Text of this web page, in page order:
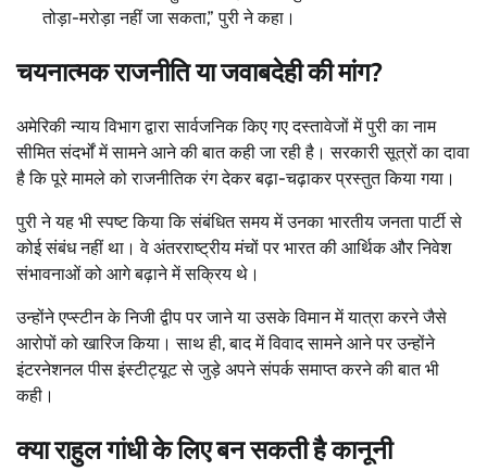
तोड़ा-मरोड़ा नहीं जा सकता,” पुरी ने कहा।
चयनात्मक राजनीति या जवाबदेही की मांग?
अमेरिकी न्याय विभाग द्वारा सार्वजनिक किए गए दस्तावेजों में पुरी का नाम
सीमित संदर्भों में सामने आने की बात कही जा रही है। सरकारी सूत्रों का दावा
है कि पूरे मामले को राजनीतिक रंग देकर बढ़ा-चढ़ाकर प्रस्तुत किया गया।
पुरी ने यह भी स्पष्ट किया कि संबंधित समय में उनका भारतीय जनता पार्टी से
कोई संबंध नहीं था। वे अंतरराष्ट्रीय मंचों पर भारत की आर्थिक और निवेश
संभावनाओं को आगे बढ़ाने में सक्रिय थे।
उन्होंने एप्स्टीन के निजी द्वीप पर जाने या उसके विमान में यात्रा करने जैसे
आरोपों को खारिज किया। साथ ही, बाद में विवाद सामने आने पर उन्होंने
इंटरनेशनल पीस इंस्टीट्यूट से जुड़े अपने संपर्क समाप्त करने की बात भी
कही।
क्या राहुल गांधी के लिए बन सकती है कानूनी